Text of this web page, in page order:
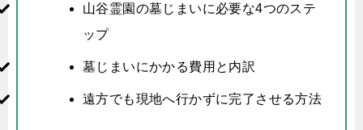
山谷霊園の墓じまいに必要な4つのステ
ップ
墓じまいにかかる費用と内訳
遠方でも現地へ行かずに完了させる方法